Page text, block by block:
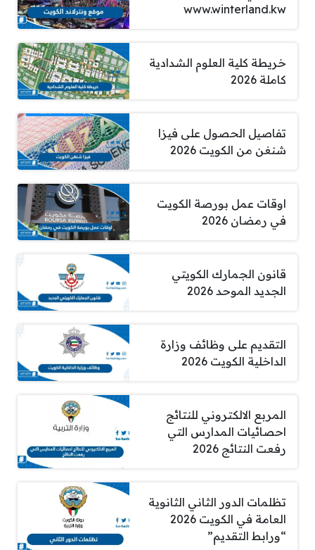
www.winterland.kw
خريطة كلية العلوم الشدادية
كاملة 2026
تفاصيل الحصول على فيزا
شنغن من الكويت 2026
اوقات عمل بورصة الكويت
في رمضان 2026
قانون الجمارك الكويتي
الجديد الموحد 2026
التقديم على وظائف وزارة
الداخلية الكويت 2026
المربع الالكتروني للنتائج
احصائيات المدارس التي
رفعت النتائج 2026
تظلمات الدور الثاني الثانوية
العامة في الكويت 2026
“ورابط التقديم”